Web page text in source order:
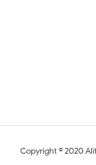
Copyright ©2020